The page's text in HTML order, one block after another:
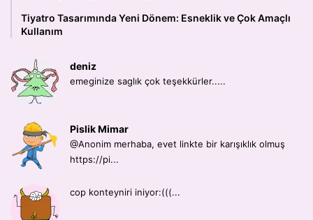
Tiyatro Tasarımında Yeni Dönem: Esneklik ve Çok Amaçlı
Kullanım
deniz
emeginize saglık çok teşekkürler.....
Pislik Mimar
@Anonim merhaba, evet linkte bir karışıklık olmuş
https://pi...
cop konteyniri iniyor:(((...